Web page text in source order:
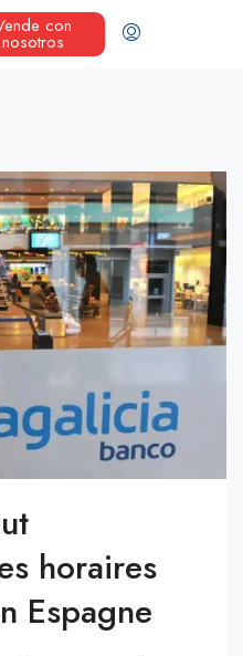
con
nosotros
horaires
Espagne